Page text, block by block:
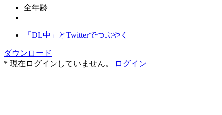
全年齢
「DL中」とTwitterでつぶやく
ダウンロード
* 現在ログインしていません。
ログイン